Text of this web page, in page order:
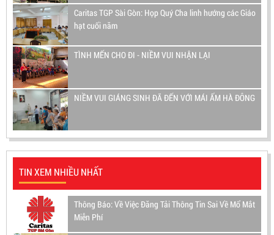
Caritas TGP Sài Gòn: Họp Quý Cha linh hướng các Giáo
hạt cuối năm
TÌNH MẾN CHO ĐI - NIỀM VUI NHẬN LẠI
NIỀM VUI GIÁNG SINH ĐÃ ĐẾN VỚI MÁI ẤM HÀ ĐÔNG
TIN XEM NHIỀU NHẤT
Thông Báo: Về Việc Đăng Tải Thông Tin Sai Về Mổ Mắt
Miễn Phí